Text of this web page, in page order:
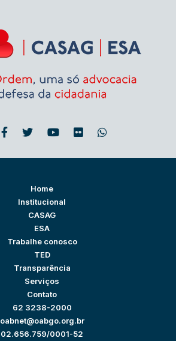
Home
Institucional
CASAG
ESA
Trabalhe conosco
TED
Transparência
Serviços
Contato
62 3238-2000
oabnet@oabgo.org.br
02.656.759/0001-52